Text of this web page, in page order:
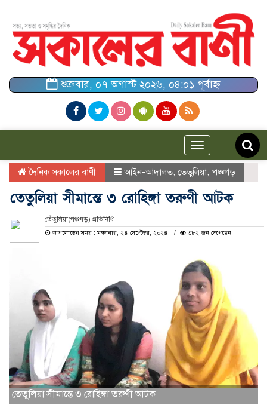
শুক্রবার, ০৭ অগাস্ট ২০২৬, ০৪:০১ পূর্বাহ্ন
Toggle
navigation
দৈনিক সকালের বাণী আইন-আদালত তেতুলিয়া, পঞ্চগড়
তেতুলিয়া সীমান্তে ৩ রোহিঙ্গা তরুণী আটক
তেঁতুলিয়া(পঞ্চগড়) প্রতিনিধি
আপলোডের সময় : মঙ্গলবার, ২৪ সেপ্টেম্বর, ২০২৪
৩৮২ জন দেখেছেন
তেতুলিয়া সীমান্তে ৩ রোহিঙ্গা তরুণী আটক